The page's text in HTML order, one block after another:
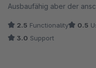
Ausbaufähig aber der
2.5 Functionality 0.5
3.0 Support